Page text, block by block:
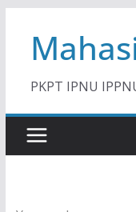
content
PKPT IPNU